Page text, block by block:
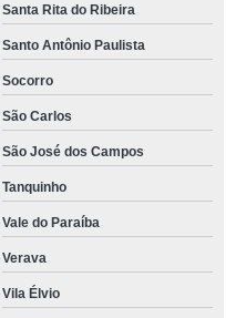
Santa Rita do Ribeira
Santo Antônio Paulista
Socorro
São Carlos
São José dos Campos
Tanquinho
Vale do Paraíba
Verava
Vila Élvio